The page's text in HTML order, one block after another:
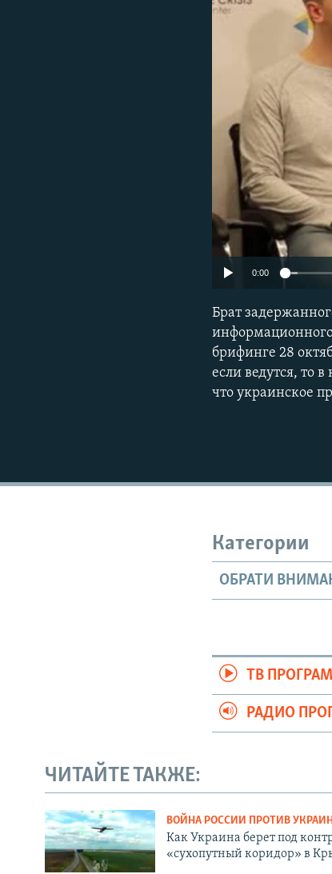
0:00
Брат
брифинге 28
если ведутся, то
что украинское
Категории
ОБРАТИ
ТВ
РАДИО
ЧИТАЙТЕ ТАКЖЕ:
ВОЙНА РОССИИ ПРОТИВ
Как Украина берет под
«сухопутный коридор» в